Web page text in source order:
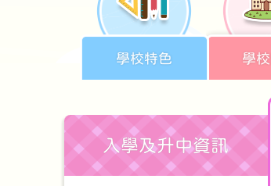
學校特色 學
入學及升中資訊